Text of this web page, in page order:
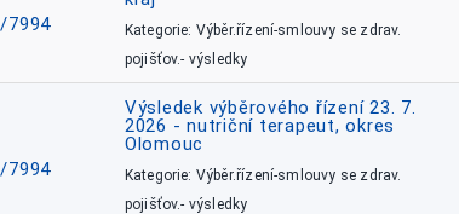
7994
Kategorie: Výběr.řízení-smlouvy se zdrav.
pojišťov.- výsledky
7994
Výsledek výběrového řízení 23. 7.
2026 - nutriční terapeut, okres
Olomouc
Kategorie: Výběr.řízení-smlouvy se zdrav.
pojišťov.- výsledky